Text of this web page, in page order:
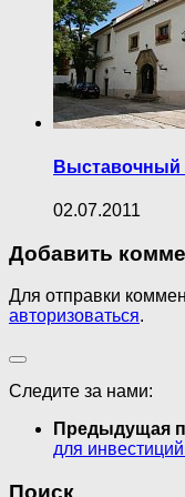
Выставочный
02.07.2011
Добавить
Для отправки
авторизоваться.
Следите за нами:
Предыдущая
для
Поиск